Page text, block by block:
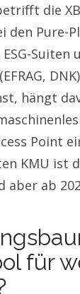
die
den Pure-
Suiten
hängt
Point
KMU ist
aber ab
für